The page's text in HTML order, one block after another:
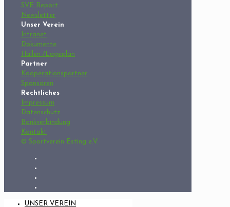
SVE Report
Newsletter
Unser Verein
Intranet
Dokumente
Hallen-/Lageplan
Partner
Kooperationspartner
Sponsoren
Rechtliches
Impressum
Datenschutz
Bankverbindung
Kontakt
© Sportverein Esting e.V.
UNSER VEREIN